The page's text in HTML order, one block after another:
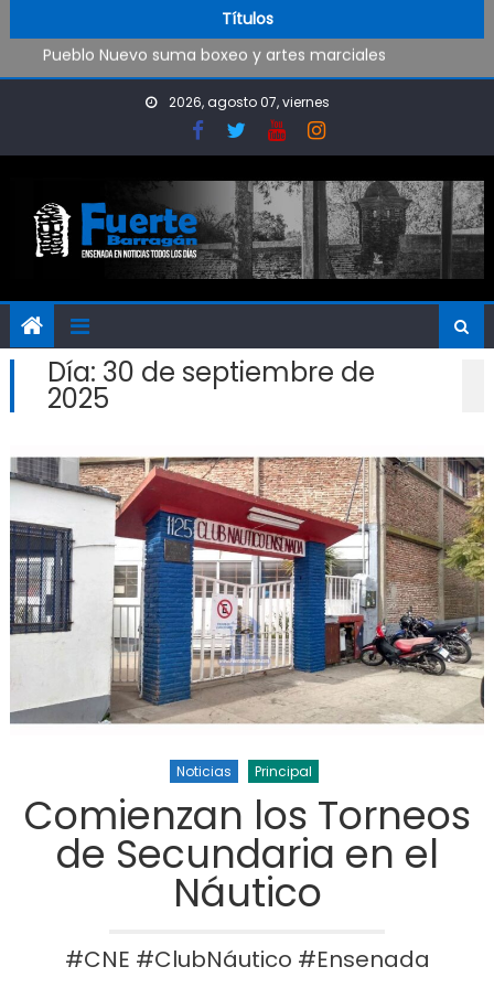
Títulos
Pueblo Nuevo suma boxeo y artes marciales
OPINIÓN: ¿Hasta cuándo vamos a soportar todo esto?
El Rojo juega este sábado en Ensenada y necesita ganar
2026, agosto 07, viernes
Día: 30 de septiembre de
2025
Noticias Principal
Comienzan los Torneos
de Secundaria en el
Náutico
#CNE #ClubNáutico #Ensenada